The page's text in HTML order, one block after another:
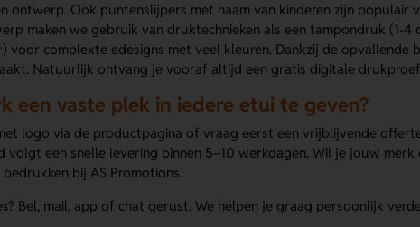
ontwerp. Ook puntenslijpers met naam van kinderen zijn populair
maken we gebruik van druktechnieken als een tampondruk (1-
voor complexte edesigns met veel kleuren. Dankzij de opvallende
Natuurlijk ontvang je vooraf altijd een gratis digitale
een vaste plek in iedere etui te geven?
logo via de productpagina of vraag eerst een vrijblijvende
volgt een snelle levering binnen 5–10 werkdagen. Wil je jouw
bij AS Promotions.
Bel, mail, app of chat gerust. We helpen je graag persoonlijk